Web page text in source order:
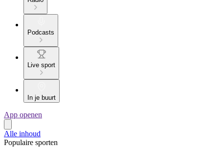
Podcasts
Live sport
In je buurt
App openen
Alle inhoud
Populaire sporten